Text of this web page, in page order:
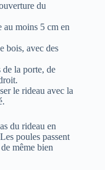
du
au moins 5 cm en
bois, avec des
de la porte, de
le rideau avec la
du rideau en
poules passent
même bien